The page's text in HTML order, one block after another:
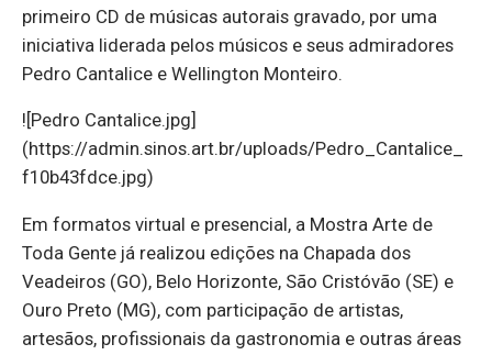
primeiro CD de músicas autorais gravado, por uma
iniciativa liderada pelos músicos e seus admiradores
Pedro Cantalice e Wellington Monteiro.
![Pedro Cantalice.jpg]
(https://admin.sinos.art.br/uploads/Pedro_Cantalice_
f10b43fdce.jpg)
Em formatos virtual e presencial, a Mostra Arte de
Toda Gente já realizou edições na Chapada dos
Veadeiros (GO), Belo Horizonte, São Cristóvão (SE) e
Ouro Preto (MG), com participação de artistas,
artesãos, profissionais da gastronomia e outras áreas